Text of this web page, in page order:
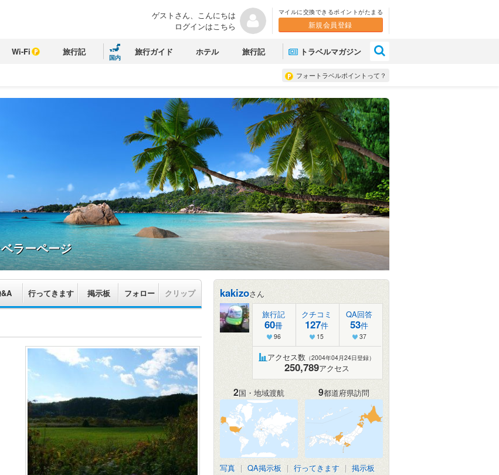
ゲストさん、こんにちは
ログインはこちら
マイルに交換できるポイントがたまる
新規会員登録
Wi-Fi 旅行記
国内
旅行ガイド ホテル 旅行記 トラベルマガジン
フォートラベルポイントって？
ラーページ
行ってきます 掲示板 フォロー クリップ kakizoさん
旅行記
60冊
96
クチコミ
127件
15
QA回答
53件
37
アクセス数 （2004年04月24日登録）
250,789アクセス
2国・地域渡航 9都道府県訪問
写真 | QA掲示板 | 行ってきます | 掲示板